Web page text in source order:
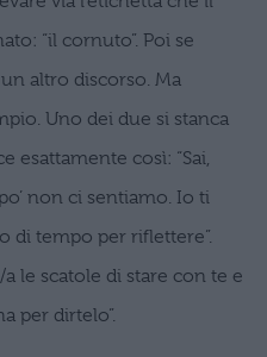
“il cornuto”. Poi se
altro discorso. Ma
Uno dei due si stanca
esattamente così: “Sai,
non ci sentiamo. Io ti
di tempo per riflettere”.
le scatole di stare con te e
per dirtelo”.